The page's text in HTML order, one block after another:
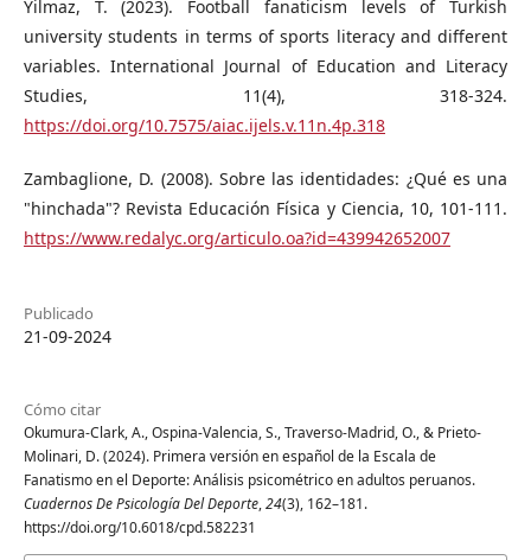
Yilmaz, T. (2023). Football fanaticism levels of Turkish
university students in terms of sports literacy and different
variables. International Journal of Education and Literacy
Studies, 11(4), 318-324.
https://doi.org/10.7575/aiac.ijels.v.11n.4p.318
Zambaglione, D. (2008). Sobre las identidades: ¿Qué es una
"hinchada"? Revista Educación Física y Ciencia, 10, 101-111.
https://www.redalyc.org/articulo.oa?id=439942652007
Publicado
21-09-2024
Cómo citar
Okumura-Clark, A., Ospina-Valencia, S., Traverso-Madrid, O., & Prieto-
Molinari, D. (2024). Primera versión en español de la Escala de
Fanatismo en el Deporte: Análisis psicométrico en adultos peruanos.
Cuadernos De Psicología Del Deporte,24(3), 162–181.
https://doi.org/10.6018/cpd.582231